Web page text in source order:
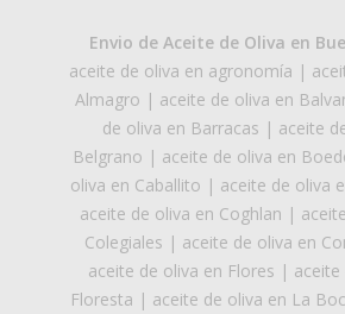
Envio de Aceite de Oliva en
aceite de oliva en agronomía |
Almagro | aceite de oliva en
de oliva en Barracas | aceite
Belgrano | aceite de oliva en
oliva en Caballito | aceite de oliva
aceite de oliva en Coghlan |
Colegiales | aceite de oliva en
aceite de oliva en Flores | aceite
Floresta | aceite de oliva en La